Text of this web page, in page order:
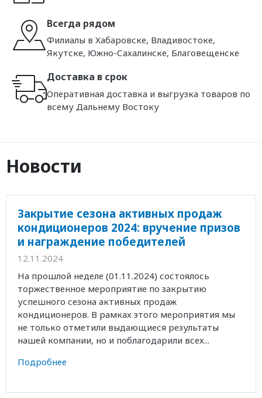
Всегда рядом
Филиалы в Хабаровске, Владивостоке,
Якутске, Южно-Сахалинске, Благовещенске
Доставка в срок
Оперативная доставка и выгрузка товаров по
всему Дальнему Востоку
Новости
Закрытие сезона активных продаж
кондиционеров 2024: вручение призов
и награждение победителей
12.11.2024
На прошлой неделе (01.11.2024) состоялось
торжественное мероприятие по закрытию
успешного сезона активных продаж
кондиционеров. В рамках этого мероприятия мы
не только отметили выдающиеся результаты
нашей компании, но и поблагодарили всех...
Подробнее